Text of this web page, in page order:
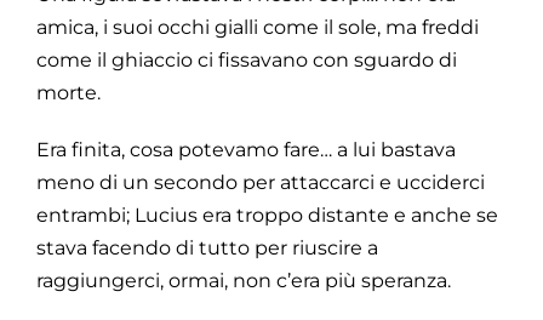
amica, i suoi occhi gialli come il sole, ma freddi
come il ghiaccio ci fissavano con sguardo di
morte.
Era finita, cosa potevamo fare… a lui bastava
meno di un secondo per attaccarci e ucciderci
entrambi; Lucius era troppo distante e anche se
stava facendo di tutto per riuscire a
raggiungerci, ormai, non c’era più speranza.